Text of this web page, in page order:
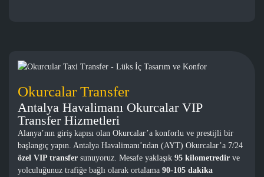
Okurcalar Transfer
Antalya Havalimanı Okurcalar VIP
Transfer Hizmetleri
Alanya’nın giriş kapısı olan Okurcalar’a konforlu ve prestijli bir
başlangıç yapın. Antalya Havalimanı’ndan (AYT) Okurcalar’a 7/24
özel VIP transfer sunuyoruz. Mesafe yaklaşık95 kilometredir ve
yolculuğunuz trafiğe bağlı olarak ortalama90-105 dakika